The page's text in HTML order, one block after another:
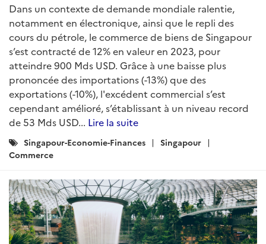
Dans un contexte de demande mondiale ralentie,
notamment en électronique, ainsi que le repli des
cours du pétrole, le commerce de biens de Singapour
s’est contracté de 12% en valeur en 2023, pour
atteindre 900 Mds USD. Grâce à une baisse plus
prononcée des importations (-13%) que des
exportations (-10%), l'excédent commercial s’est
cependant amélioré, s’établissant à un niveau record
de 53 Mds USD... Lire la suite
Catégories
:
Singapour-Economie-Finances
Singapour
Commerce